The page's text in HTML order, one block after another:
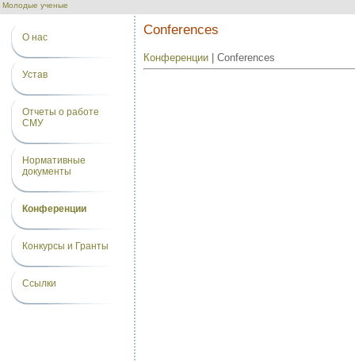
Молодые ученые
О нас
Устав
Отчеты о работе
СМУ
Нормативные
документы
Конференции
Конкурсы и Гранты
Ссылки
Conferences
Конференции | Conferences